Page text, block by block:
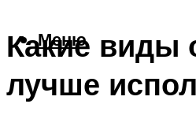
Меню
Какие виды
лучше